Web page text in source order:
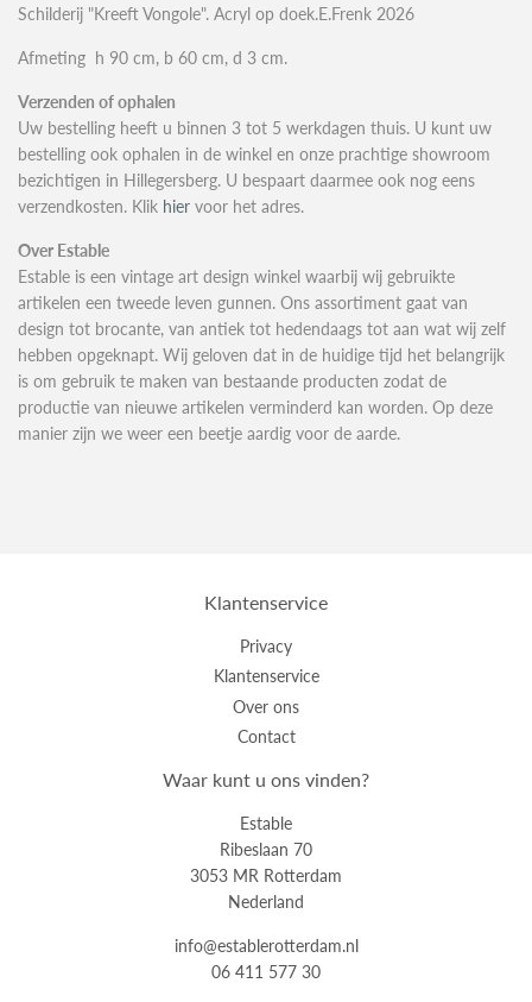
Schilderij "Kreeft Vongole". Acryl op doek.E.Frenk 2026
Afmeting h 90 cm, b 60 cm, d 3 cm.
Verzenden of ophalen
Uw bestelling heeft u binnen 3 tot 5 werkdagen thuis. U kunt uw
bestelling ook ophalen in de winkel en onze prachtige showroom
bezichtigen in Hillegersberg. U bespaart daarmee ook nog eens
verzendkosten. Klik hier voor het adres.
Over Estable
Estable is een vintage art design winkel waarbij wij gebruikte
artikelen een tweede leven gunnen. Ons assortiment gaat van
design tot brocante, van antiek tot hedendaags tot aan wat wij zelf
hebben opgeknapt. Wij geloven dat in de huidige tijd het belangrijk
is om gebruik te maken van bestaande producten zodat de
productie van nieuwe artikelen verminderd kan worden. Op deze
manier zijn we weer een beetje aardig voor de aarde.
Klantenservice
Privacy
Klantenservice
Over ons
Contact
Waar kunt u ons vinden?
Estable
Ribeslaan 70
3053 MR Rotterdam
Nederland
info@establerotterdam.nl
06 411 577 30